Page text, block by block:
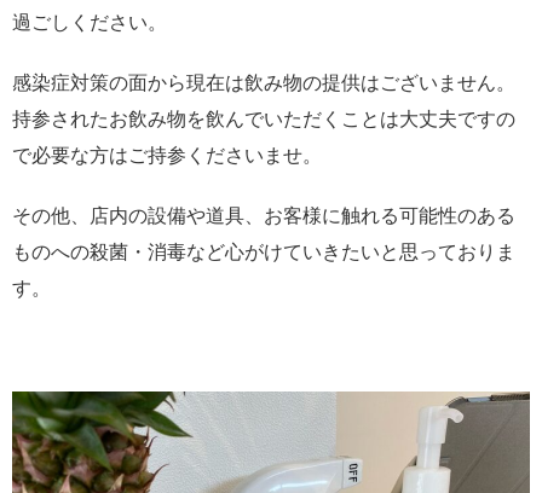
過ごしください。
感染症対策の面から現在は飲み物の提供はございません。
持参されたお飲み物を飲んでいただくことは大丈夫ですの
で必要な方はご持参くださいませ。
その他、店内の設備や道具、お客様に触れる可能性のある
ものへの殺菌・消毒など心がけていきたいと思っておりま
す。